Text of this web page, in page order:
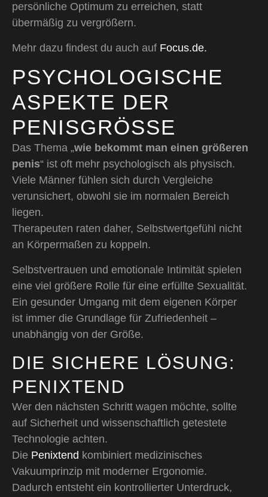
persönliche Optimum zu erreichen, statt
übermäßig zu vergrößern.
Mehr dazu findest du auch auf Focus.de.
PSYCHOLOGISCHE
ASPEKTE DER
PENISGRÖSSE
Das Thema „wie bekommt man einen größeren
penis“ ist oft mehr psychologisch als physisch.
Viele Männer fühlen sich durch Vergleiche
verunsichert, obwohl sie im normalen Bereich
liegen.
Therapeuten raten daher, Selbstwertgefühl nicht
an Körpermaßen zu koppeln.
Selbstvertrauen und emotionale Intimität spielen
eine viel größere Rolle für eine erfüllte Sexualität.
Ein gesunder Umgang mit dem eigenen Körper
ist immer die Grundlage für Zufriedenheit –
unabhängig von der Größe.
DIE SICHERE LÖSUNG:
PENIXTEND
Wer den nächsten Schritt wagen möchte, sollte
auf Sicherheit und wissenschaftlich getestete
Technologie achten.
Die Penixtend kombiniert medizinisches
Vakuumprinzip mit moderner Ergonomie.
Dadurch entsteht ein kontrollierter Unterdruck,